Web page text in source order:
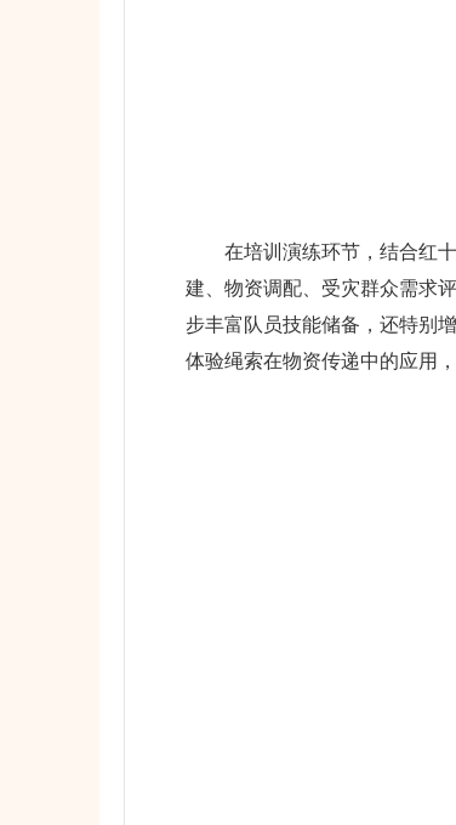
在培训演练环节，结合红十
建、物资调配、受灾群众需求
步丰富队员技能储备，还特别
体验绳索在物资传递中的应用